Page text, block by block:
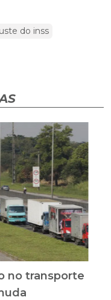
do inss
no transporte